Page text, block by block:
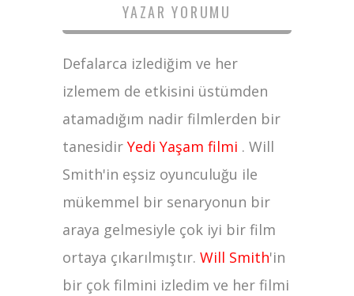
YAZAR YORUMU
Defalarca izlediğim ve her
izlemem de etkisini üstümden
atamadığım nadir filmlerden bir
tanesidir Yedi Yaşam filmi . Will
Smith'in eşsiz oyunculuğu ile
mükemmel bir senaryonun bir
araya gelmesiyle çok iyi bir film
ortaya çıkarılmıştır. Will Smith'in
bir çok filmini izledim ve her filmi